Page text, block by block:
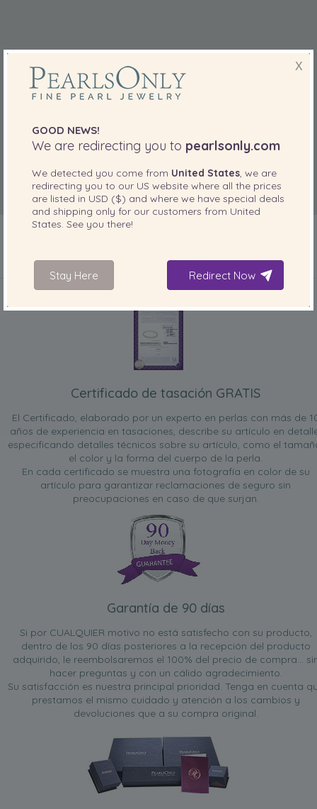
INCLUIDO CON SU PRODUCTO
Certificado de tasación GRATIS
El Certificado, elaborado por un experto en perlas con más de
años de experiencia en tasaciones, describe su artículo en
especificando detalles técnicos sobre su artículo, como el
el color y la forma del cuerpo de la perla.
En cada certificado se muestra una fotografía en color de su
artículo para garantizar reclamaciones de seguro sin
preocupaciones en caso de que surjan.
Garantía de 90 días
Si por CUALQUIER motivo no está satisfecho con su producto,
dentro de los 90 días posteriores a la recepción del producto
adquirido, le reembolsaremos el 100% del precio de compra...
hacer preguntas y con un cálido agradecimiento.
Su satisfacción es nuestra principal prioridad. Tenga en cuenta
prestamos el mismo cuidado y atención a los cambios y
devoluciones que a su compra original.
X
GOOD NEWS!
We are redirecting you to pearlsonly.com
We detected you come from United States , we are
redirecting you to our US website where all the prices
are listed in USD ($) and where we have special deals
and shipping only for our customers from United
States . See you there!
Stay Here Redirect Now